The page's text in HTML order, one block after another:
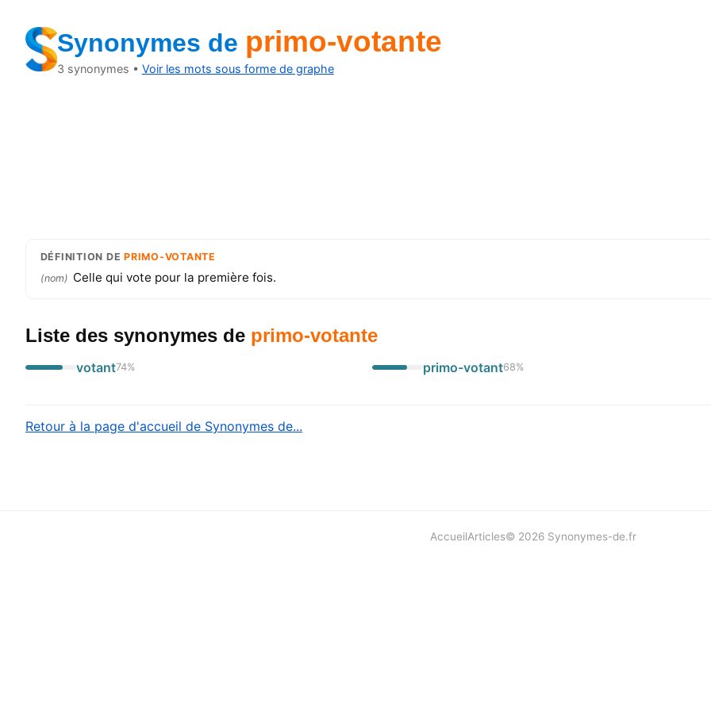
Synonymes de primo-votante
3 synonymes • Voir les mots sous forme de graphe
DÉFINITION DEPRIMO-VOTANTE
(nom) Celle qui vote pour la première fois.
Liste des synonymes de primo-votante
votant74% primo-votant68%
Retour à la page d'accueil de Synonymes de...
AccueilArticles© 2026 Synonymes-de.fr